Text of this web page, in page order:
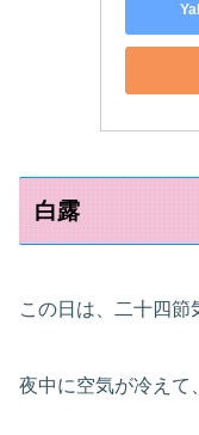
白露
この日は、二十四節
夜中に空気が冷えて